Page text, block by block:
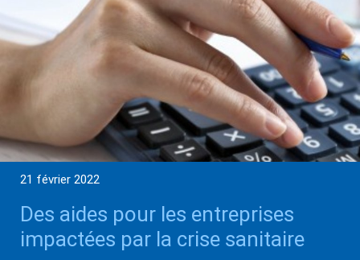
21 février 2022
Des aides pour les entreprises
impactées par la crise sanitaire